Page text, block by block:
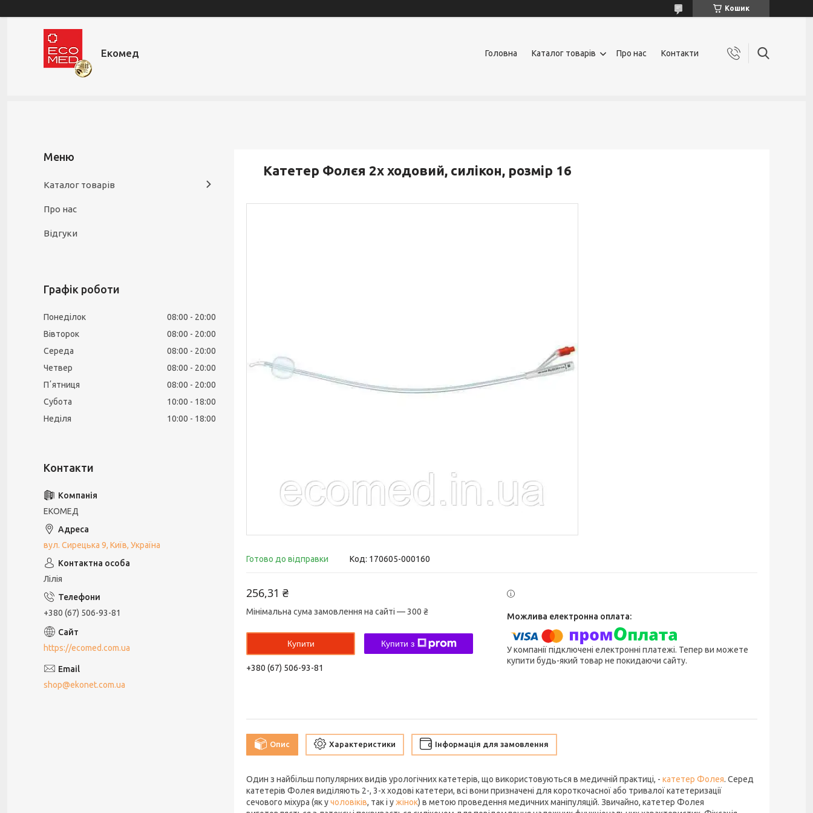
Кошик
Екомед Головна Каталог товарів Про нас Контакти
Катетер Фолєя 2х ходовий, силікон, розмір 16
Готово до відправки Код: 170605-000160
256,31 ₴
Мінімальна сума замовлення на сайті — 300 ₴
Купити Купити з
+380 (67) 506-93-81
У компанії підключені електронні платежі. Тепер ви можете
купити будь-який товар не покидаючи сайту.
Опис Характеристики Інформація для замовлення
Один з найбільш популярних видів урологічних катетерів, що використовуються в медичній практиці, - катетер Фолея. Серед
катетерів Фолея виділяють 2-, 3-х ходові катетери, всі вони призначені для короткочасної або тривалої катетеризації
сечового міхура (як учоловіків, так і у жінок) в метою проведення медичних маніпуляцій. Звичайно, катетер Фолея
Каталог товарів
Про нас
Відгуки
Графік роботи
Понеділок 08:00
20:00
Вівторок
08:00
20:00
Середа
08:00
20:00
Четвер
08:00
20:00
Пʼятниця
08:00
20:00
Субота
10:00
18:00
Неділя
10:00 18:00
ЕКОМЕД
вул. Сирецька 9, Київ, Україна
Лілія
+380 (67) 506-93-81
https://ecomed.com.ua
shop@ekonet.com.ua